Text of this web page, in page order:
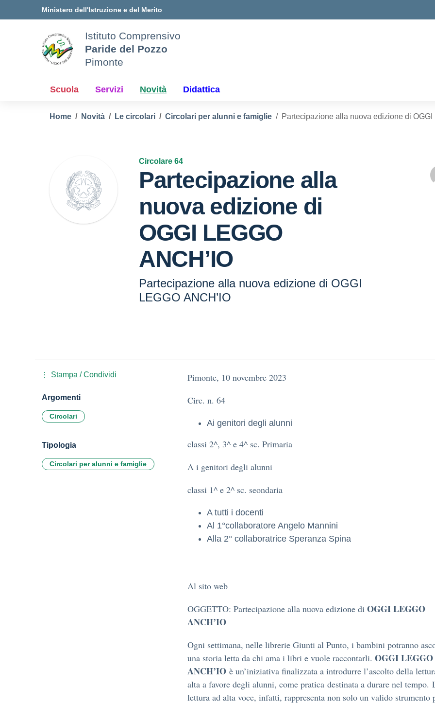
Ministero dell'Istruzione e del Merito
Istituto Comprensivo
Paride del Pozzo
Pimonte
Scuola Servizi Novità Didattica
Home Novità Le circolari Circolari per alunni e famiglie Partecipazione alla nuova edizione di OGGI
Circolare 64
Partecipazione alla
nuova edizione di
OGGI LEGGO
ANCH’IO
Partecipazione alla nuova edizione di OGGI
LEGGO ANCH’IO
Pimonte, 10 novembre 2023
Circ. n. 64
Ai genitori degli alunni
classi 2^, 3^ e 4^ sc. Primaria
A i genitori degli alunni
classi 1^ e 2^ sc. seondaria
A tutti i docenti
Al 1°collaboratore Angelo Mannini
Alla 2° collaboratrice Speranza
Al sito web
OGGETTO: Partecipazione alla nuova edizione di OGGI LEGGO
ANCH’IO
Ogni settimana, nelle librerie Giunti al Punto, i bambini potranno
una storia letta da chi ama i libri e vuole raccontarli. OGGI LEGGO
ANCH’IO è un’iniziativa finalizzata a introdurre l’ascolto della
alta a favore degli alunni, come pratica destinata a durare nel tempo.
lettura ad alta voce, infatti, rappresenta non solo un valido strumento
Stampa / Condividi
Argomenti
Circolari
Tipologia
Circolari per alunni e famiglie